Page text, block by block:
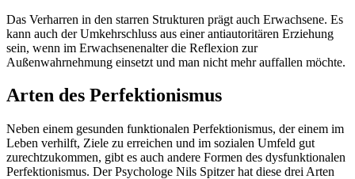
Das Verharren in den starren Strukturen prägt auch Erwachsene. Es
kann auch der Umkehrschluss aus einer antiautoritären Erziehung
sein, wenn im Erwachsenenalter die Reflexion zur
Außenwahrnehmung einsetzt und man nicht mehr auffallen möchte.
Arten des Perfektionismus
Neben einem gesunden funktionalen Perfektionismus, der einem im
Leben verhilft, Ziele zu erreichen und im sozialen Umfeld gut
zurechtzukommen, gibt es auch andere Formen des dysfunktionalen
Perfektionismus. Der Psychologe Nils Spitzer hat diese drei Arten